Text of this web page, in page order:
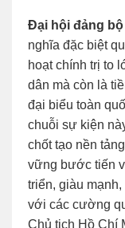
Đại hội đảng bộ
nghĩa đặc biệt
hoạt chính trị to
dân mà còn là
đại biểu toàn
chuỗi sự kiện
chốt tạo nền
vững bước tiến
triển, giàu
với các cường
Chủ tịch Hồ Chí